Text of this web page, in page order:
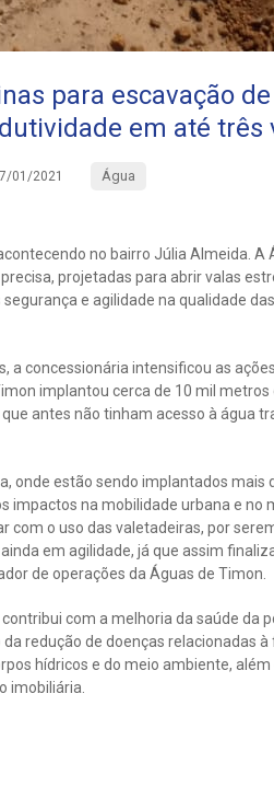
para escavação
em até três
01/2021 Água
no bairro Júlia Almeida. A
projetadas para abrir valas
e agilidade na qualidade
a concessionária intensificou as
implantou cerca de 10 mil
antes não tinham acesso à água
onde estão sendo implantados mais
impactos na mobilidade urbana e no
com o uso das valetadeiras, por
em agilidade, já que assim
de operações da Águas de Timon.
com a melhoria da saúde da
redução de doenças relacionadas
hídricos e do meio ambiente,
imobiliária.